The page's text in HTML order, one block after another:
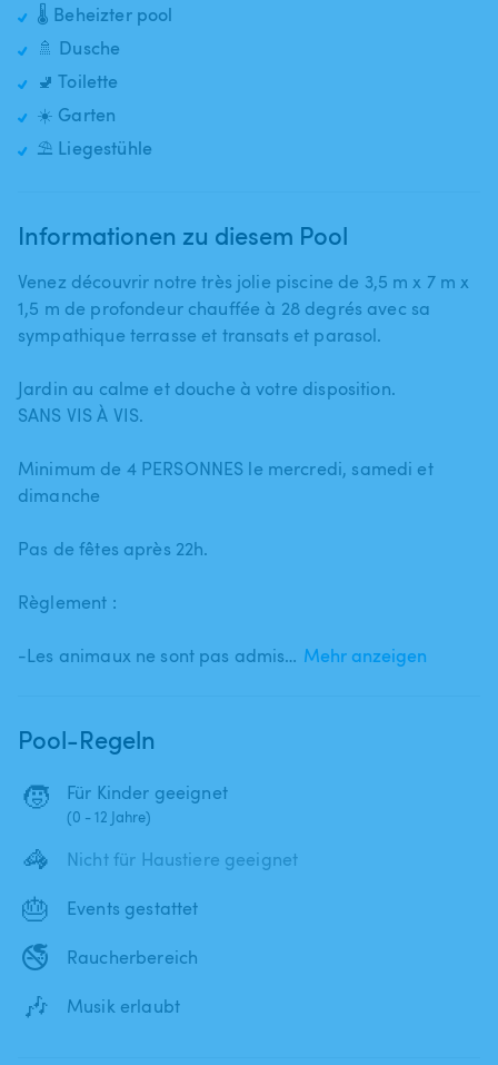
🌡️ Beheizter pool
🚿 Dusche
🚽 Toilette
☀️ Garten
⛱️ Liegestühle
Informationen zu diesem Pool
Venez découvrir notre très jolie piscine de 3​,​5 m x 7 m x
1​,​5 m de profondeur chauffée à 28 degrés avec sa
sympathique terrasse et transats et parasol.
Jardin au calme et douche à votre disposition.
SANS VIS À VIS.
Minimum de 4 PERSONNES le mercredi​,​ samedi et
dimanche
Pas de fêtes après 22h.
Règlement :
-Les animaux ne sont pas admis… Mehr anzeigen
Pool-Regeln
🧒 Für Kinder geeignet
(0 - 12 Jahre)
🦓 Nicht für Haustiere geeignet
🎂 Events gestattet
🚭 Raucherbereich
🎶 Musik erlaubt